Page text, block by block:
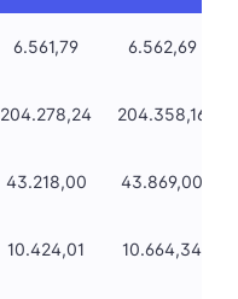
6.561,79 6.562,69
204.278,24 204.358,16
43.218,00 43.869,00
10.424,01 10.664,34